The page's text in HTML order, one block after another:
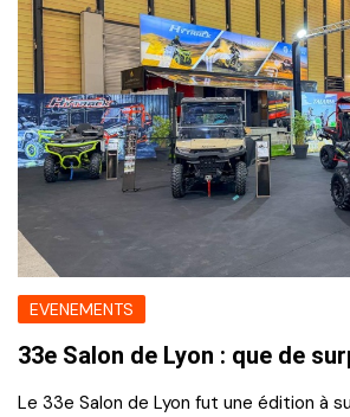
EVENEMENTS
33e Salon de Lyon : que de
Le 33e Salon de Lyon fut une édition à